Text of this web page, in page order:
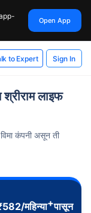
Open App
to Expert Sign In
श्रीराम लाइफ
कंपनी असून ती
582/महिन्या+पासून